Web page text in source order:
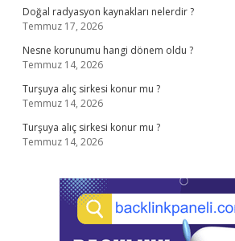
Doğal radyasyon kaynakları nelerdir ?
Temmuz 17, 2026
Nesne korunumu hangi dönem oldu ?
Temmuz 14, 2026
Turşuya alıç sirkesi konur mu ?
Temmuz 14, 2026
Turşuya alıç sirkesi konur mu ?
Temmuz 14, 2026